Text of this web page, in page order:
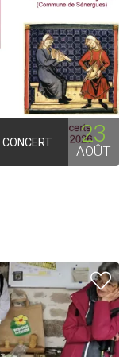
CONCERT 23
AOÛT